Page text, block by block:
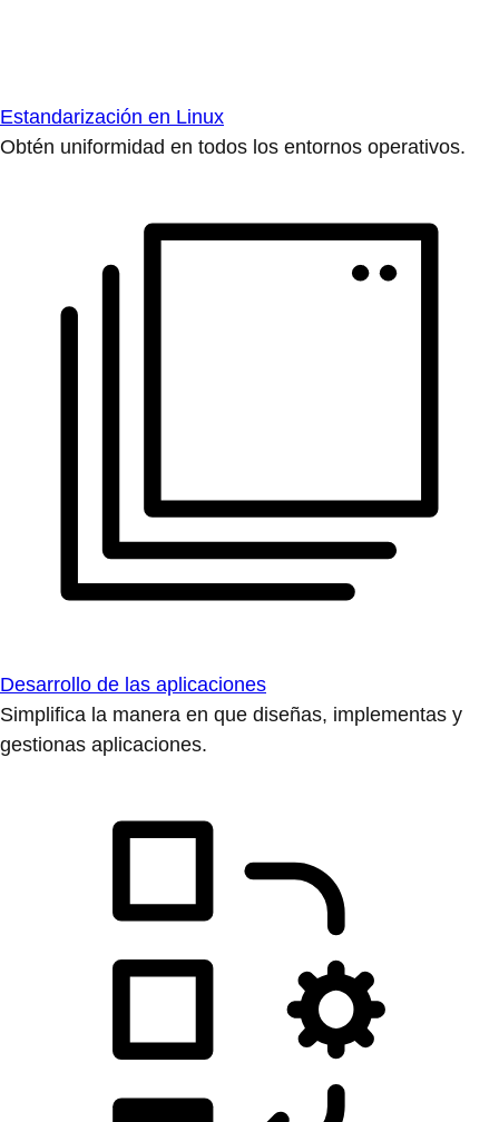
Estandarización en Linux
Obtén uniformidad en todos los entornos operativos.
Desarrollo de las aplicaciones
Simplifica la manera en que diseñas, implementas y
gestionas aplicaciones.